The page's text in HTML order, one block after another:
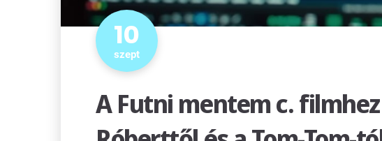
10
szept
A Futni mentem c.